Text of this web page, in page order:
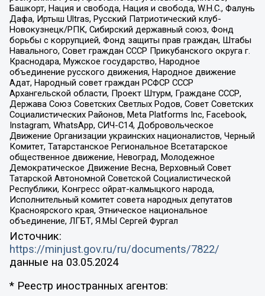
Башкорт, Нация и свобода, Нация и свобода, W.H.С., Фалунь
Дафа, Иртыш Ultras, Русский Патриотический клуб-
Новокузнецк/РПК, Сибирский державный союз, Фонд
борьбы с коррупцией, Фонд защиты прав граждан, Штабы
Навального, Совет граждан СССР Прикубанского округа г.
Краснодара, Мужское государство, Народное
объединение русского движения, Народное движение
Адат, Народный совет граждан РСФСР СССР
Архангельской области, Проект Штурм, Граждане СССР,
Держава Союз Советских Светлых Родов, Совет Советских
Социалистических Районов, Meta Platforms Inc, Facebook,
Instagram, WhatsApp, СИЧ-С14, Добровольческое
Движение Организации украинских националистов, Черный
Комитет, Татарстанское Региональное Всетатарское
общественное движение, Невоград, Молодежное
Демократическое Движение Весна, Верховный Совет
Татарской Автономной Советской Социалистической
Республики, Конгресс ойрат-калмыцкого народа,
Исполнительный комитет совета народных депутатов
Красноярского края, Этническое национальное
объединение, ЛГБТ, Я.МЫ Сергей Фургал
Источник:
https://minjust.gov.ru/ru/documents/7822/
данные на 03.05.2024
* Реестр иностранных агентов: